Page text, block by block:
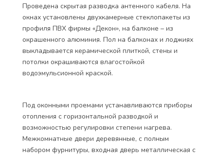
Проведена скрытая разводка антенного кабеля. На
окнах установлены двухкамерные стеклопакеты из
профиля ПВХ фирмы «Декон», на балконе – из
окрашенного алюминия. Пол на балконах и лоджиях
выкладывается керамической плиткой, стены и
потолки окрашиваются влагостойкой
водоэмульсионной краской.
Под оконными проемами устанавливаются приборы
отопления с горизонтальной разводкой и
возможностью регулировки степени нагрева.
Межкомнатные двери деревянные, с полным
набором фурнитуры, входная дверь металлическая с